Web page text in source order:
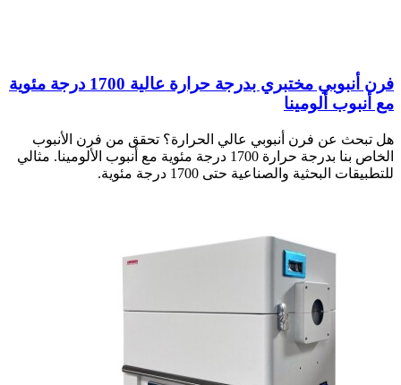
فرن أنبوبي مختبري بدرجة حرارة عالية 1700 درجة مئوية
مع أنبوب ألومينا
هل تبحث عن فرن أنبوبي عالي الحرارة؟ تحقق من فرن الأنبوب
الخاص بنا بدرجة حرارة 1700 درجة مئوية مع أنبوب الألومينا. مثالي
للتطبيقات البحثية والصناعية حتى 1700 درجة مئوية.